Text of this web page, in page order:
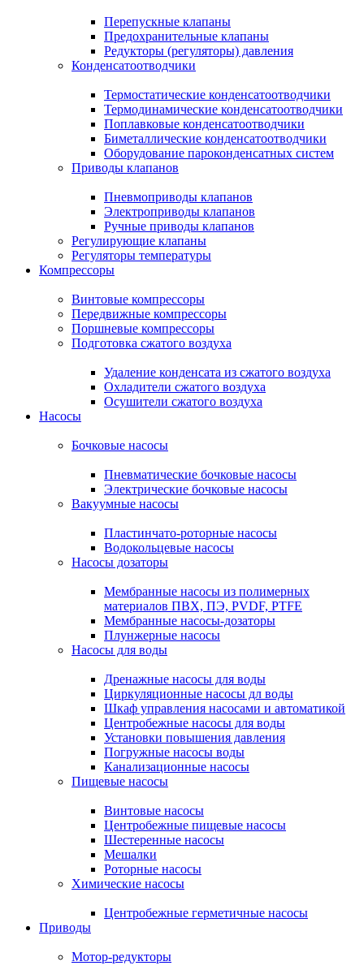
Перепускные клапаны
Предохранительные клапаны
Редукторы (регуляторы) давления
Конденсатоотводчики
Термостатические конденсатоотводчики
Термодинамические конденсатоотводчики
Поплавковые конденсатоотводчики
Биметаллические конденсатоотводчики
Оборудование пароконденсатных систем
Приводы клапанов
Пневмоприводы клапанов
Электроприводы клапанов
Ручные приводы клапанов
Регулирующие клапаны
Регуляторы температуры
Компрессоры
Винтовые компрессоры
Передвижные компрессоры
Поршневые компрессоры
Подготовка сжатого воздуха
Удаление конденсата из сжатого воздуха
Охладители сжатого воздуха
Осушители сжатого воздуха
Насосы
Бочковые насосы
Пневматические бочковые насосы
Электрические бочковые насосы
Вакуумные насосы
Пластинчато-роторные насосы
Водокольцевые насосы
Насосы дозаторы
Мембранные насосы из полимерных
материалов ПВХ, ПЭ, PVDF, PTFE
Мембранные насосы-дозаторы
Плунжерные насосы
Насосы для воды
Дренажные насосы для воды
Циркуляционные насосы дл воды
Шкаф управления насосами и автоматикой
Центробежные насосы для воды
Установки повышения давления
Погружные насосы воды
Канализационные насосы
Пищевые насосы
Винтовые насосы
Центробежные пищевые насосы
Шестеренные насосы
Мешалки
Роторные насосы
Химические насосы
Центробежные герметичные насосы
Приводы
Мотор-редукторы